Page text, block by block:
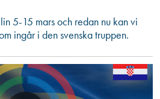
5-15 mars och redan nu kan vi
ingår i den svenska truppen.